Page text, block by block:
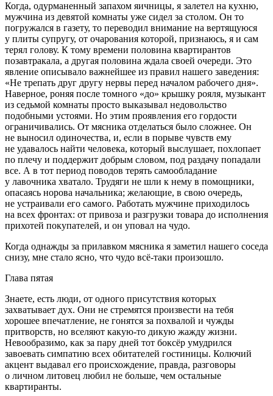
Когда, одурманенный запахом яичницы, я залетел на кухню,
мужчина из девятой комнаты уже сидел за столом. Он то
погружался в газету, то переводил внимание на вертящуюся
у плиты супругу, от очарования которой, признаюсь, я и сам
терял голову. К тому времени половина квартирантов
позавтракала, а другая половина ждала своей очереди. Это
явление описывало важнейшее из правил нашего заведения:
«Не трепать друг другу нервы перед началом рабочего дня».
Наверное, роняя после томного «до» крышку рояля, музыкант
из седьмой комнаты просто выказывал недовольство
подобными устоями. Но этим проявления его гордости
ограничивались. От мясника отделаться было сложнее. Он
не выносил одиночества, и, если в порыве чувств ему
не удавалось найти человека, который выслушает, похлопает
по плечу и поддержит добрым словом, под раздачу попадали
все. А в тот период поводов терять самообладание
у лавочника хватало. Трудяги не шли к нему в помощники,
опасаясь норова начальника; желающие, в свою очередь,
не устраивали его самого. Работать мужчине приходилось
на всех фронтах: от привоза и разгрузки товара до исполнения
прихотей покупателей, и он уповал на чудо.
Когда однажды за прилавком мясника я заметил нашего соседа
снизу, мне стало ясно, что чудо всё-таки произошло.
Глава пятая
Знаете, есть люди, от одного присутствия которых
захватывает дух. Они не стремятся произвести на тебя
хорошее впечатление, не гонятся за похвалой и чужды
притворств, но вселяют какую-то дикую жажду жизни.
Невообразимо, как за пару дней тот боксёр умудрился
завоевать симпатию всех обитателей гостиницы. Колючий
акцент выдавал его происхождение, правда, разговоры
о личном литовец любил не больше, чем остальные
квартиранты.